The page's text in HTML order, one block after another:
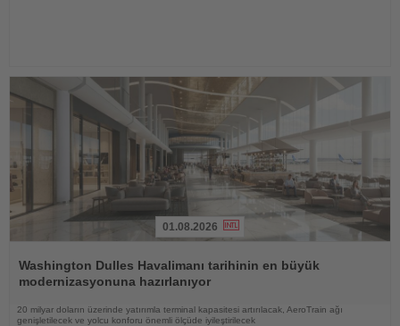
Oku
01.08.2026
Washington Dulles Havalimanı tarihinin en büyük
modernizasyonuna hazırlanıyor
20 milyar doların üzerinde yatırımla terminal kapasitesi artırılacak, AeroTrain ağı
genişletilecek ve yolcu konforu önemli ölçüde iyileştirilecek